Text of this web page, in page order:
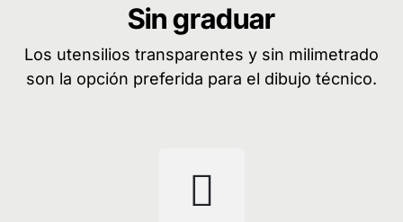
Sin graduar
Los utensilios transparentes y sin milimetrado
son la opción preferida para el dibujo técnico.